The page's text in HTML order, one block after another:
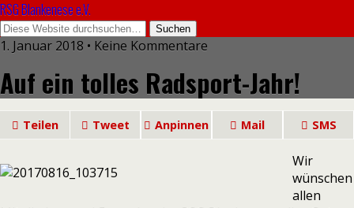
RSG Blankenese e.V.
1. Januar 2018 • Keine Kommentare
Auf ein tolles Radsport-Jahr!
Teilen Tweet Anpinnen Mail SMS
Wir
wünschen
allen